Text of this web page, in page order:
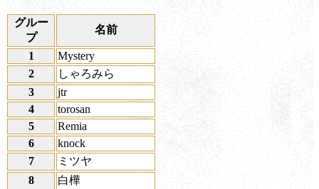
グルー
プ
名前
1
Mystery
2
しゃろみら
3
jtr
4
torosan
5
Remia
6
knock
7
ミツヤ
8
白樺